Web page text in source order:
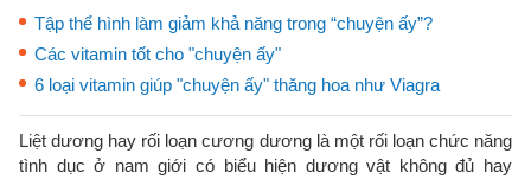
Tập thể hình làm giảm khả năng trong “chuyện ấy”?
Các vitamin tốt cho "chuyện ấy"
6 loại vitamin giúp "chuyện ấy" thăng hoa như Viagra
Liệt dương hay rối loạn cương dương là một rối loạn chức năng
tình dục ở nam giới có biểu hiện dương vật không đủ hay